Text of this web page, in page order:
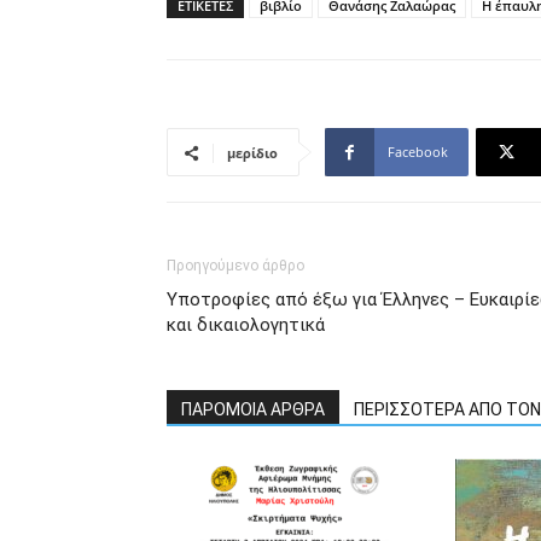
ΕΤΙΚΕΤΕΣ βιβλίο Θανάσης Ζαλαώρας Η
μερίδιο Facebook
Προηγούμενο άρθρο
Υποτροφίες από έξω για Έλληνες –
και δικαιολογητικά
ΠΑΡΟΜΟΙΑ ΑΡΘΡΑ ΠΕΡΙΣΣΟΤΕΡΑ ΑΠΟ